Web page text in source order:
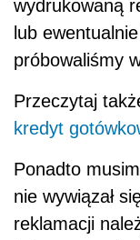
wydrukowaną
lub
próbowaliśmy
Przeczytaj
kredyt
Ponadto
nie wywiązał
reklamacji